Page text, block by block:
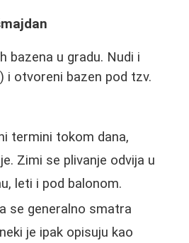
bazena u gradu. Nudi i
i otvoreni bazen pod tzv.
termini tokom dana,
Zimi se plivanje odvija u
leti i pod balonom.
se generalno smatra
je ipak opisuju kao